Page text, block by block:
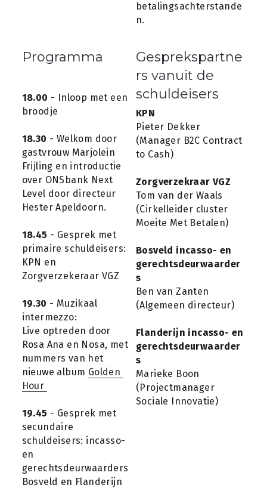
betalingsachterstande
n.
Programma
18.00 - Inloop met een
broodje
18.30 - Welkom door
gastvrouw Marjolein
Frijling en introductie
over ONSbank Next
Level door directeur
Hester Apeldoorn.
18.45 - Gesprek met
primaire schuldeisers:
KPN en
Zorgverzekeraar VGZ
19.30 - Muzikaal
intermezzo:
Live optreden door
Rosa Ana en Nosa, met
nummers van het
nieuwe album Golden
Hour
19.45 - Gesprek met
secundaire
schuldeisers: incasso-
en
gerechtsdeurwaarders
Bosveld en Flanderijn
Gesprekspartne
rs vanuit de
schuldeisers
KPN
Pieter Dekker
(Manager B2C Contract
to Cash)
Zorgverzekraar VGZ
Tom van der Waals
(Cirkelleider cluster
Moeite Met Betalen)
Bosveld incasso- en
gerechtsdeurwaarder
s
Ben van Zanten
(Algemeen directeur)
Flanderijn incasso- en
gerechtsdeurwaarder
s
Marieke Boon
(Projectmanager
Sociale Innovatie)